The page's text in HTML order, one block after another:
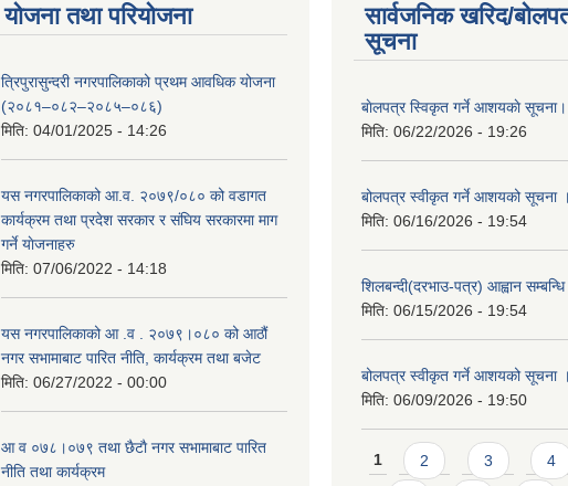
योजना तथा परियोजना
त्रिपुरासुन्दरी नगरपालिकाको प्रथम आवधिक योजना
(२०८१–०८२–२०८५–०८६)
मिति: 04/01/2025 - 14:26
यस नगरपालिकाको आ.व. २०७९/०८० को वडागत
कार्यक्रम तथा प्रदेश सरकार र संघिय सरकारमा माग
गर्ने याेजनाहरु
मिति: 07/06/2022 - 14:18
यस नगरपालिकाको आ‍ .व . २०७९।०८० को आठौं
नगर सभामाबाट पारित नीति, कार्यक्रम तथा बजेट
मिति: 06/27/2022 - 00:00
आ‍ व ०७८।०७९ तथा छैटाै नगर सभामाबाट पारित
नीति तथा कार्यक्रम
सार्वजनिक खरिद/
सूचना
बाेलपत्र स्विकृत गर्ने आशयकाे सूचना।
मिति: 06/22/2026 - 19:26
बोलपत्र स्वीकृत गर्ने आशयको सूचना
मिति: 06/16/2026 - 19:54
शिलबन्दी(दरभाउ-पत्र) आह्वान
मिति: 06/15/2026 - 19:54
बोलपत्र स्वीकृत गर्ने आशयको सूचना
मिति: 06/09/2026 - 19:50
Pages
1 2 3 4